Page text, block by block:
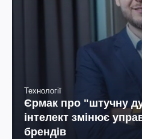
Технології
Єрмак про "штучну
інтелект змінює
брендів